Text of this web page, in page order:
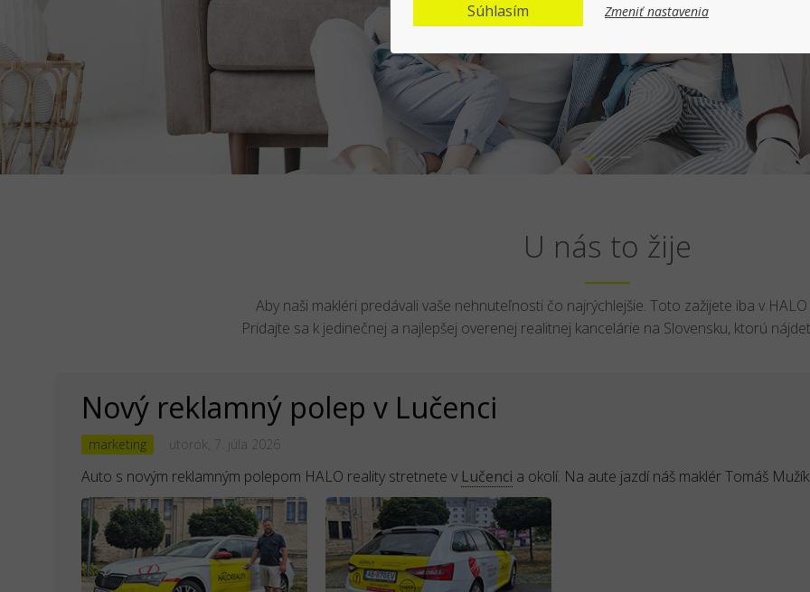
U nás to žije
Aby naši makléri predávali vaše nehnuteľnosti čo najrýchlejšie. Toto zažijete iba v
Pridajte sa k jedinečnej a najlepšej overenej realitnej kancelárie na Slovensku, ktorú
Nový reklamný polep v Lučenci
marketing utorok, 7. júla 2026
Auto s novým reklamným polepom HALO reality stretnete v Lučenci a okolí. Na aute jazdí náš maklér Tomáš Mužík.
Súhlasím Zmeniť nastavenia